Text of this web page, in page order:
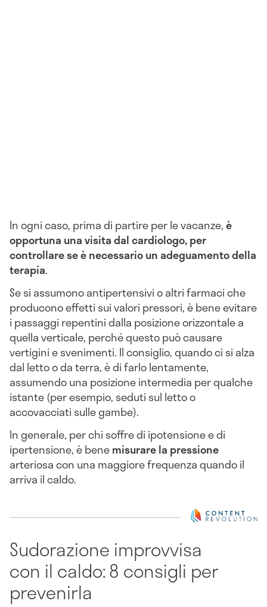
In ogni caso, prima di partire per le vacanze,è
opportuna una visita dal cardiologo, per
controllare se è necessario unadeguamento della
terapia.
Se si assumono antipertensivi o altri farmaci che
producono effetti sui valori pressori, è bene evitare
i passaggi repentini dalla posizione orizzontale a
quella verticale, perché questo può causare
vertigini e svenimenti. Il consiglio, quando ci si alza
dal letto o da terra, è di farlo lentamente,
assumendo una posizione intermedia per qualche
istante (per esempio, seduti sul letto o
accovacciati sulle gambe).
In generale, per chi soffre di ipotensione e di
ipertensione, è benemisurare la pressione
arteriosa con una maggiore frequenza quando il
arriva il caldo.
Sudorazione improvvisa
con il caldo: 8 consigli per
prevenirla